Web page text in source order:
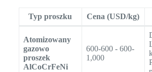
Typ proszku Cena (USD/kg)
Atomizowany
gazowo
proszek
AlCoCrFeNi
600-600 - 600-
1,000